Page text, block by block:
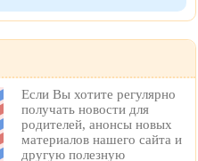
Если Вы хотите регулярно
получать новости для
родителей, анонсы новых
материалов нашего сайта и
другую полезную